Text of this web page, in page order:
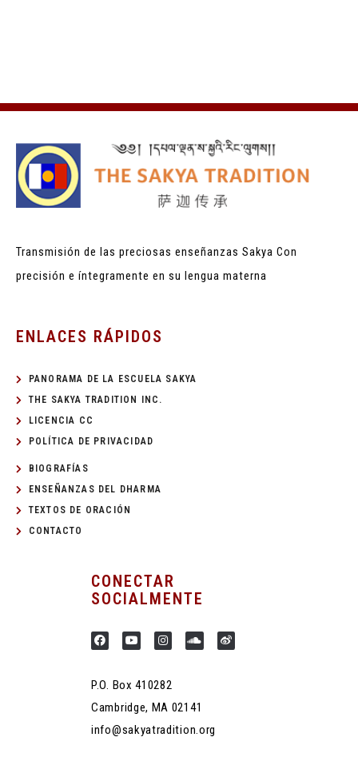
Transmisión de las preciosas enseñanzas Sakya Con
precisión e íntegramente en su lengua materna
ENLACES RÁPIDOS
PANORAMA DE LA ESCUELA SAKYA
THE SAKYA TRADITION INC.
LICENCIA CC
POLÍTICA DE PRIVACIDAD
BIOGRAFÍAS
ENSEÑANZAS DEL DHARMA
TEXTOS DE ORACIÓN
CONTACTO
CONECTAR
SOCIALMENTE
P.O. Box 410282
Cambridge, MA 02141
info@sakyatradition.org